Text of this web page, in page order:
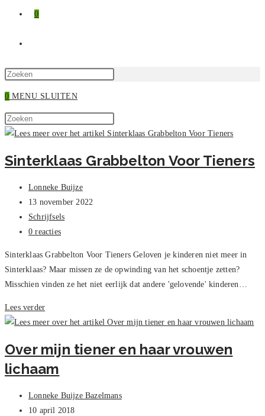
0
ZOEKEN
het
te
0 MENU SLUITEN
Zoek
op
site
op
om
Sinterklaas Grabbelton Voor Tieners
Bericht
auteur:
Lonneke Buijze
Bericht
gepubliceerd
op:
13 november 2022
Berichtcategorie:
Schrijfsels
Bericht
0 reacties
Sinterklaas Grabbelton Voor Tieners Geloven je kinderen niet meer in
Sinterklaas? Maar missen ze de opwinding van het schoentje zetten?
Misschien vinden ze het niet eerlijk dat andere 'gelovende' kinderen…
Lees verderSinterklaas
Grabbelton
Tieners
Over mijn tiener en haar vrouwen
lichaam
Bericht
auteur:
Lonneke Buijze Bazelmans
Bericht
10 april 2018